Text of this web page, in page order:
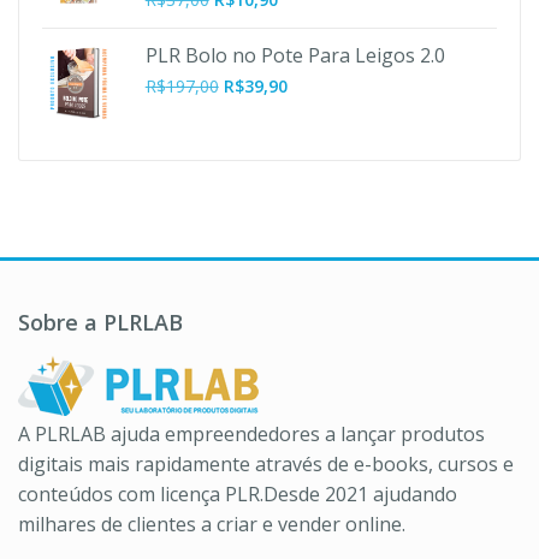
original
era:
R$37,00.
atual
PLR Bolo no Pote Para Leigos 2.0
R$197,00 O
R$39,90O
Sobre a PLRLAB
A PLRLAB ajuda empreendedores a lançar produtos
digitais mais rapidamente através de e-books, cursos e
conteúdos com licença PLR.Desde 2021 ajudando
milhares de clientes a criar e vender online.